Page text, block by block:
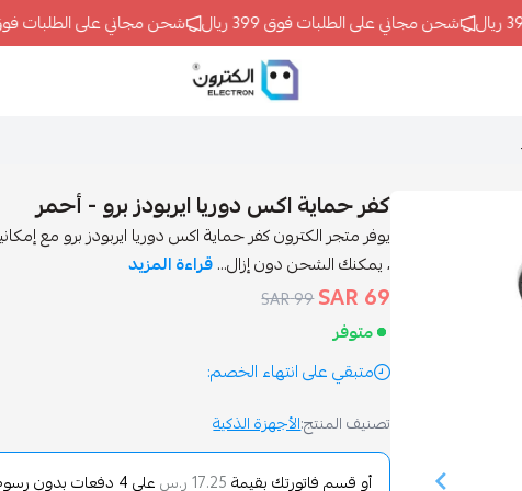
شحن مجاني على الطلبات فوق 399 ريال شحن مجاني على الطلبات فوق 399
ELECTRON
كفر حماية اكس دوريا ايربودز برو - أحمر
يوفر متجر الكترون كفر حماية اكس دوريا ايربودز برو مع
، يمكنك الشحن دون إزال...قراءة المزيد
69 SAR
99 SAR
متوفر
متبقي على انتهاء الخصم:
تصنيف المنتج:الأجهزة الذكية
أو قسم فاتورتك بقيمة 17.25 ر.س على4 دفعات بدون رسوم